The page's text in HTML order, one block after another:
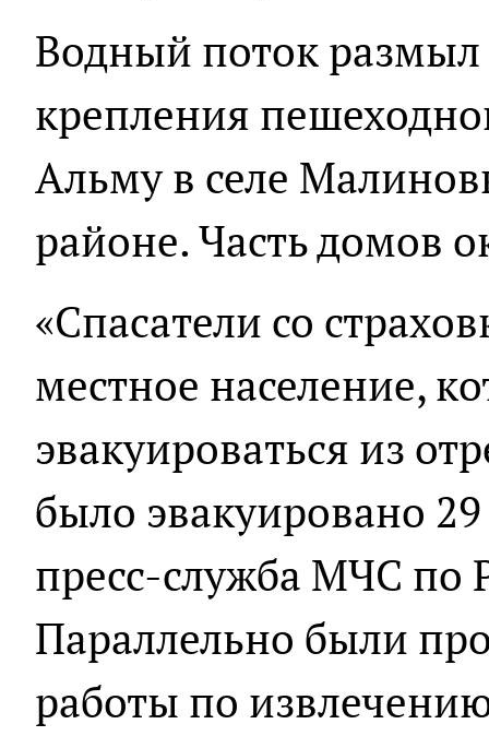
Водный поток размыл
крепления
Альму в селе
районе. Часть домов
«Спасатели со
местное население,
эвакуироваться из
было эвакуировано
пресс-служба МЧС по
Параллельно были
работы по